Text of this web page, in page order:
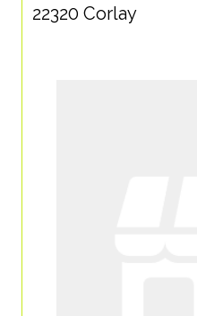
22320 Corlay